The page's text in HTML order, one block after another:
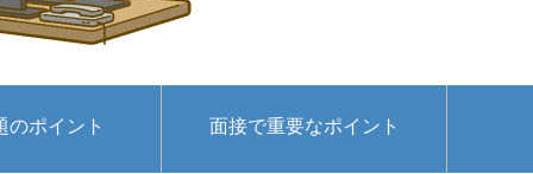
のポイント 面接で重要なポイント